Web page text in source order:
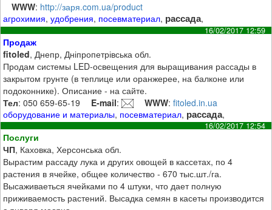
WWW: http://заря.com.ua/product
агрохимия,удобрения, посевматериал, рассада,
16/02/2017 12:59
Продаж
fitoled, Днепр, Дніпропетрівська обл.
Продам системы LED-освещения для выращивания рассады в
закрытом грунте (в теплице или оранжерее, на балконе или
подоконнике). Описание - на сайте.
Тел: 050 659-65-19 E-mail: WWW:fitoled.in.ua
оборудование и материалы, посевматериал, рассада,
16/02/2017 12:54
Послуги
ЧП, Каховка, Херсонська обл.
Вырастим рассаду лука и других овощей в кассетах, по 4
растения в ячейке, общее количество - 670 тыс.шт./га.
Высаживаеться ячейками по 4 штуки, что дает полную
приживаемость растений. Высадка семян в касеты производится